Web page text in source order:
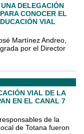
DELEGACIÓN
CONOCER EL
VIAL
Martínez Andreo,
por el Director
VIAL DE LA
EN EL CANAL 7
de la
de Totana fueron